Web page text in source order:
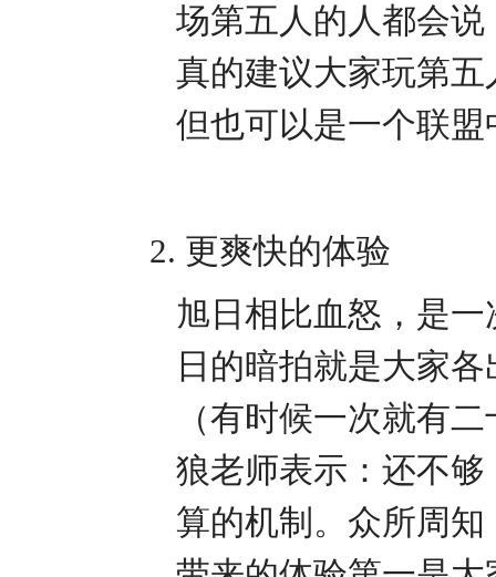
场第五人的人都会
真的建议大家玩第
但也可以是一个联
2. 更爽快的体验
旭日相比血怒，是
日的暗拍就是大家
（有时候一次就有
狼老师表示：还不
算的机制。众所周